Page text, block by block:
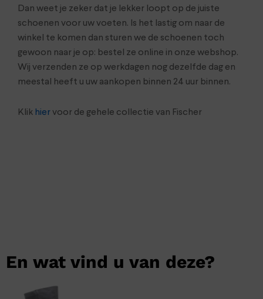
Dan weet je zeker dat je lekker loopt op de juiste
schoenen voor uw voeten. Is het lastig om naar de
winkel te komen dan sturen we de schoenen toch
gewoon naar je op: bestel ze online in onze webshop.
Wij verzenden ze op werkdagen nog dezelfde dag en
meestal heeft u uw aankopen binnen 24 uur binnen.
Klik hiervoor de gehele collectie van Fischer
En wat vind u van deze?